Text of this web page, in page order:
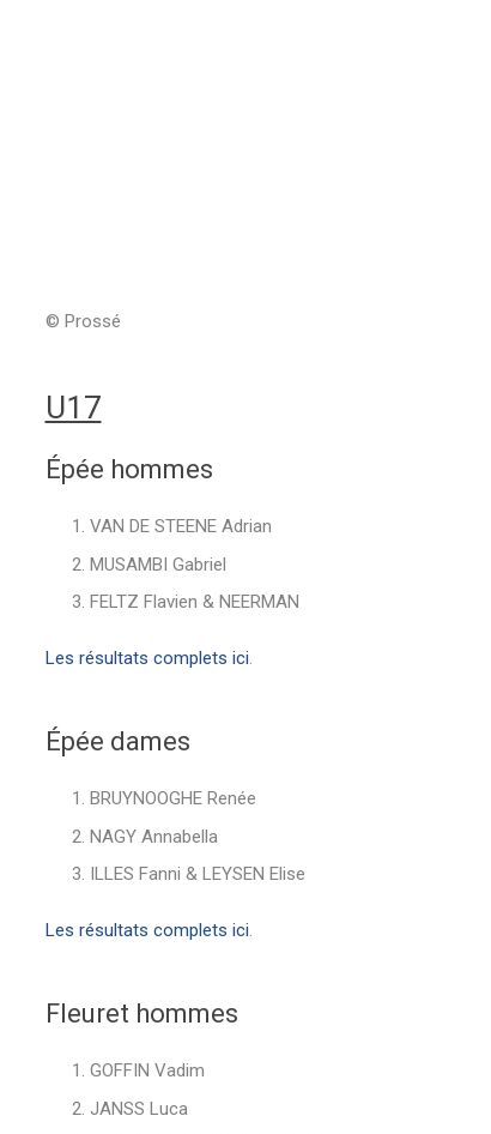
© Prossé
U17
Épée hommes
VAN DE STEENE Adrian
MUSAMBI Gabriel
FELTZ Flavien & NEERMAN
Les résultats complets ici
Épée dames
BRUYNOOGHE Renée
NAGY Annabella
ILLES Fanni & LEYSEN Elise
Les résultats complets ici
Fleuret hommes
GOFFIN Vadim
JANSS Luca